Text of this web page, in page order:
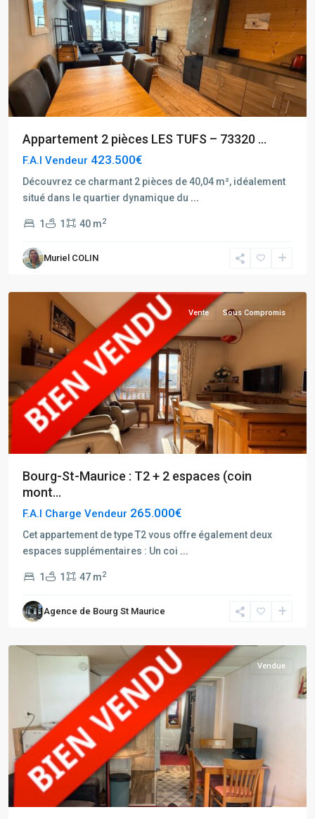
Appartement 2 pièces LES TUFS – 73320 ...
F.A.I Vendeur 423.500€
Découvrez ce charmant 2 pièces de 40,04 m², idéalement
situé dans le quartier dynamique du ...
1 1 40 m2
Muriel COLIN
Bourg
Saint
Vente Sous Compromis
Bourg-St-Maurice : T2 + 2 espaces (coin
mont...
F.A.I Charge Vendeur 265.000€
Cet appartement de type T2 vous offre également deux
espaces supplémentaires : Un coi ...
1 1 47 m2
Agence de Bourg St Maurice
Hauts
du
Val
Vendue
Rhône